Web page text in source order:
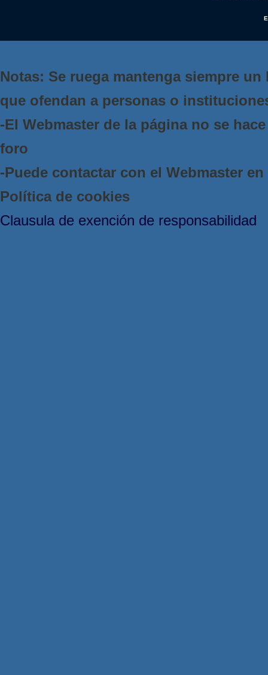
Notas: Se ruega mantenga siempre
que ofendan a personas o
-El Webmaster de la página no se
foro
-Puede contactar con el Webmaster
Política de cookies
Clausula de exención de responsabilidad